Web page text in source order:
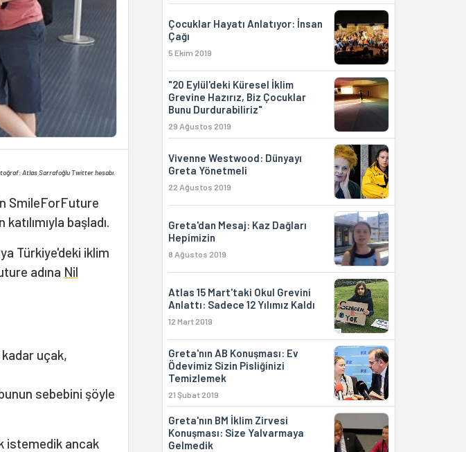
Atlas Sarrafoğlu Twitter hesabı.
SmileForFuture
başladı.
Türkiye'deki iklim
adına Nil
uçak,
sebebini şöyle
istemedik ancak
Çocuklar Hayatı Anlatıyor: İnsan
Çağı
5 Ekim 2019
"20 Eylül'deki Küresel İklim
Grevine Hazırız, Biz Çocuklar
Bunu Durdurabiliriz"
29 Ağustos 2019
Vivenne Westwood: Dünyayı
Greta Yönetmeli
22 Ağustos 2019
Greta'dan Mesaj: Kaz Dağları
Hepimizin
8 Ağustos 2019
Atlas 15 Mart'taki Okul Grevini
Anlattı: Sadece 12 Yılımız Kaldı
12 Mart 2019
Greta'nın AB Konuşması: Ev
Ödevimiz Sizin Pisliğinizi
Temizlemek
21 Şubat 2019
Greta'nın BM İklim Zirvesi
Konuşması: Size Yalvarmaya
Gelmedik